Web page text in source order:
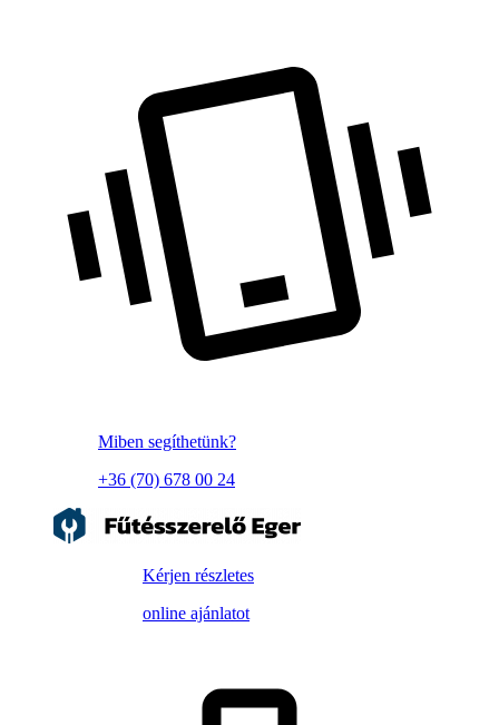
Miben segíthetünk?
+36 (70) 678 00 24
Kérjen részletes
online ajánlatot